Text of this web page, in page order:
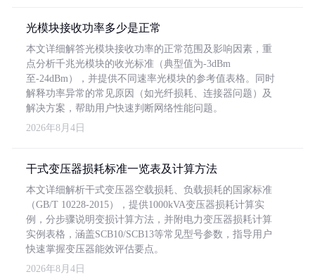
光模块接收功率多少是正常
本文详细解答光模块接收功率的正常范围及影响因素，重
点分析千兆光模块的收光标准（典型值为-3dBm
至-24dBm），并提供不同速率光模块的参考值表格。同时
解释功率异常的常见原因（如光纤损耗、连接器问题）及
解决方案，帮助用户快速判断网络性能问题。
2026年8月4日
干式变压器损耗标准一览表及计算方法
本文详细解析干式变压器空载损耗、负载损耗的国家标准
（GB/T 10228-2015），提供1000kVA变压器损耗计算实
例，分步骤说明变损计算方法，并附电力变压器损耗计算
实例表格，涵盖SCB10/SCB13等常见型号参数，指导用户
快速掌握变压器能效评估要点。
2026年8月4日